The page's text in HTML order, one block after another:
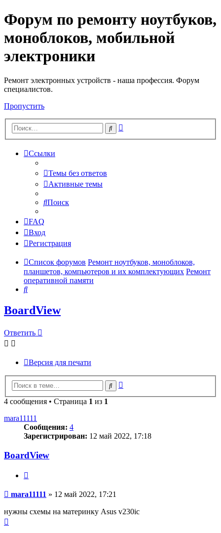
Регистрация
Форум по ремонту ноутбуков,
моноблоков, мобильной
электроники
Ремонт электронных устройств - наша профессия. Форум
специалистов.
Пропустить
Поиск
Ссылки
Темы без ответов
Активные темы
Поиск
FAQ
Вход
Регистрация
Список форумов Ремонт ноутбуков, моноблоков,
планшетов, компьютеров и их комплектующих Ремонт
оперативной памяти
Поиск
BoardView
Ответить
Ответить
Версия для печати
Поиск
4 сообщения • Страница 1 из 1
mara11111
Сообщения: 4
Зарегистрирован: 12 май 2022, 17:18
BoardView
Сообщение
mara11111 » 12 май 2022, 17:21
нужны схемы на материнку Asus v230ic